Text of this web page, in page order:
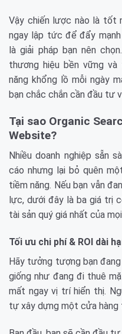
Vậy chiến lược nào là tốt
ngay lập tức để đẩy mạnh
là giải pháp bạn nên
thương hiệu bền vững
năng khổng lồ mỗi ngày
bạn chắc chắn cần đầu tư
Tại sao Organic
Website?
Nhiều doanh nghiệp sẵn
cáo nhưng lại bỏ quên
tiềm năng. Nếu bạn vẫn
lực, dưới đây là ba giá trị
tài sản quý giá nhất của
Tối ưu chi phí & ROI dài
Hãy tưởng tượng bạn đang
giống như đang đi thuê
mất ngay vị trí hiển thị.
tự xây dựng một cửa hàng